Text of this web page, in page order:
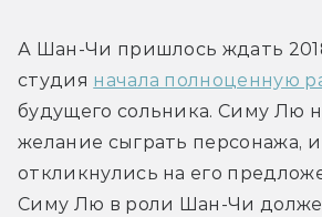
А Шан-Чи пришлось ждать
студия начала полноценную
будущего сольника. Симу Лю
желание сыграть персонажа, и
откликнулись на его
Симу Лю в роли Шан-Чи